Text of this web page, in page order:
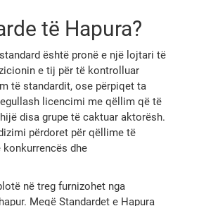
të Hapura?
është pronë e një lojtari të
e tij për të kontrolluar
të standardit, ose përpiqet ta
licencimi me qëllim që të
disa grupe të caktuar aktorësh.
përdoret për qëllime të
konkurrencës dhe
në treg furnizohet nga
Meqë Standardet e Hapura